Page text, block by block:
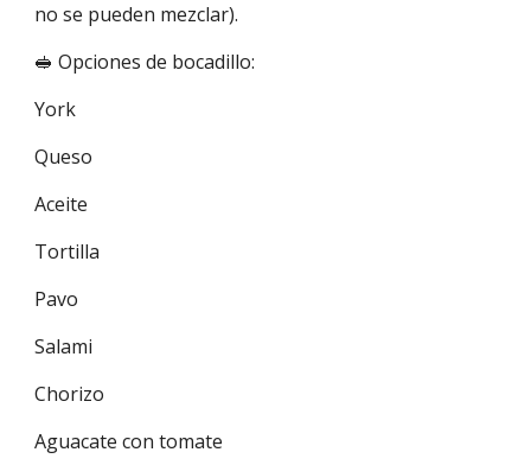
no se pueden mezclar).
🥪 Opciones de bocadillo:
York
Queso
Aceite
Tortilla
Pavo
Salami
Chorizo
Aguacate con tomate